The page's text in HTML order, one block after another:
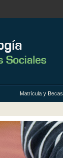
Matrícula y Becas